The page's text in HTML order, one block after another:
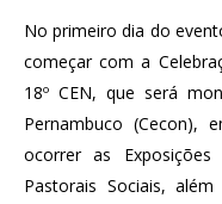
No primeiro dia do
começar com a
18º CEN, que será
Pernambuco (Cecon),
ocorrer as
Pastorais Sociais,